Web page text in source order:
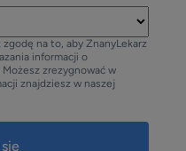
na to, aby ZnanyLekarz
informacji o
zrezygnować w
znajdziesz w naszej